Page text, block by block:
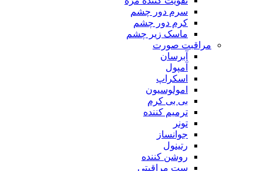
سرم دور چشم
کرم دور چشم
ماسک زیر چشم
مراقبت صورت
آبرسان
آمپول
اسکراپ
امولوسیون
بی بی کرم
ترمیم کننده
تونر
جوانساز
رتینول
روشن کننده
ست مراقبتی